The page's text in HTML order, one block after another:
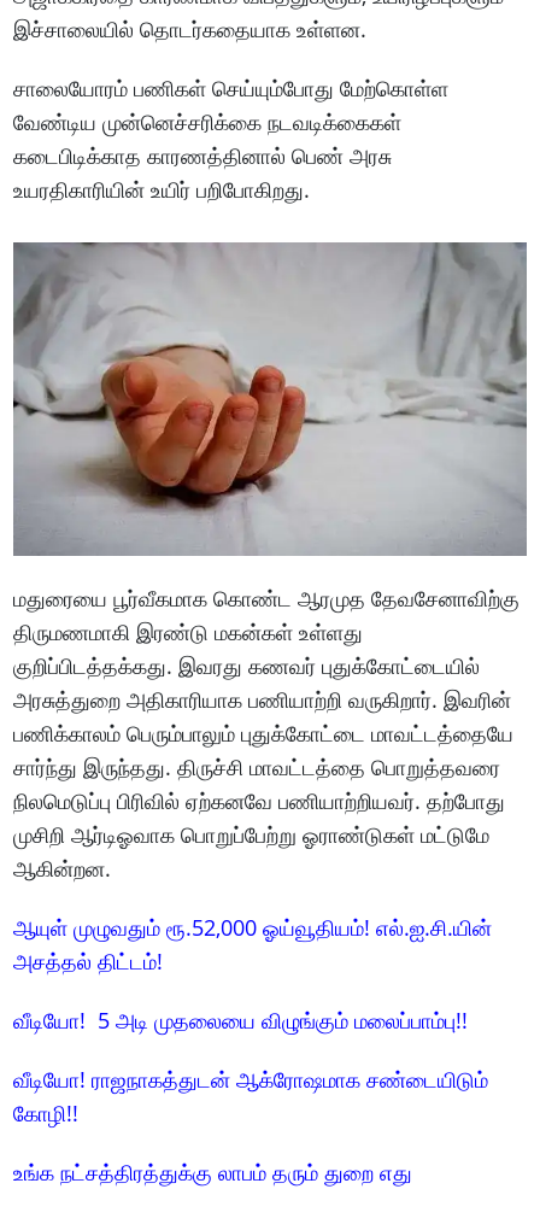
இச்சாலையில் தொடர்கதையாக உள்ளன.
சாலையோரம் பணிகள் செய்யும்போது மேற்கொள்ள
வேண்டிய முன்னெச்சரிக்கை நடவடிக்கைகள்
கடைபிடிக்காத காரணத்தினால் பெண் அரசு
உயரதிகாரியின் உயிர் பறிபோகிறது.
மதுரையை பூர்வீகமாக கொண்ட ஆரமுத தேவசேனாவிற்கு
திருமணமாகி இரண்டு மகன்கள் உள்ளது
குறிப்பிடத்தக்கது. இவரது கணவர் புதுக்கோட்டையில்
அரசுத்துறை அதிகாரியாக பணியாற்றி வருகிறார். இவரின்
பணிக்காலம் பெரும்பாலும் புதுக்கோட்டை மாவட்டத்தையே
சார்ந்து இருந்தது. திருச்சி மாவட்டத்தை பொறுத்தவரை
நிலமெடுப்பு பிரிவில் ஏற்கனவே பணியாற்றியவர். தற்போது
முசிறி ஆர்டிஓவாக பொறுப்பேற்று ஓராண்டுகள் மட்டுமே
ஆகின்றன.
ஆயுள் முழுவதும் ரூ.52,000 ஓய்வூதியம்! எல்.ஐ.சி.யின்
அசத்தல் திட்டம்!
வீடியோ! 5 அடி முதலையை விழுங்கும் மலைப்பாம்பு!!
வீடியோ! ராஜநாகத்துடன் ஆக்ரோஷமாக சண்டையிடும்
கோழி!!
உங்க நட்சத்திரத்துக்கு லாபம் தரும் துறை எது